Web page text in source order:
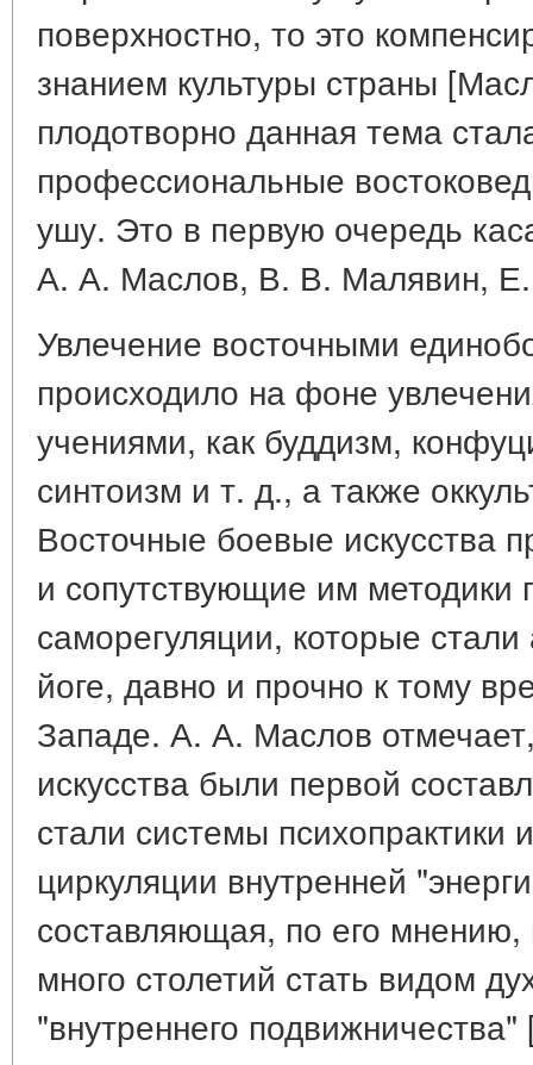
поверхностно, то это
знанием культуры страны
плодотворно данная тема
профессиональные
ушу. Это в первую очередь
А. А. Маслов, В. В. Малявин,
Увлечение восточными
происходило на фоне
учениями, как буддизм,
синтоизм и т. д., а также
Восточные боевые искусства
и сопутствующие им методики
саморегуляции, которые
йоге, давно и прочно к тому
Западе. А. А. Маслов
искусства были первой
стали системы психопрактики
циркуляции внутренней
составляющая, по его
много столетий стать видом
"внутреннего